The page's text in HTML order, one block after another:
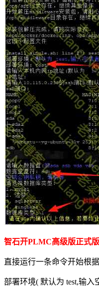
智石开PLMC高级版正式
直接运行一条命令开始根
部署环境( 默认为 test,输入